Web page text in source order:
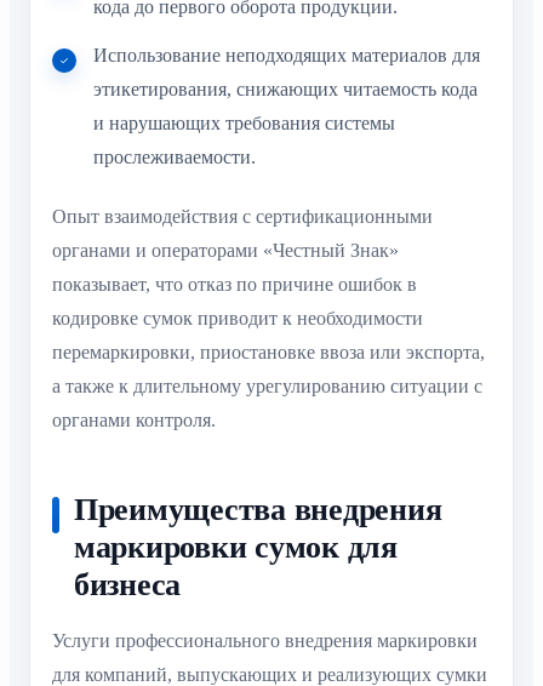
кода до первого оборота продукции.
Использование неподходящих материалов для
этикетирования, снижающих читаемость кода
и нарушающих требования системы
прослеживаемости.
Опыт взаимодействия с сертификационными
органами и операторами «Честный Знак»
показывает, что отказ по причине ошибок в
кодировке сумок приводит к необходимости
перемаркировки, приостановке ввоза или экспорта,
а также к длительному урегулированию ситуации с
органами контроля.
Преимущества внедрения
маркировки сумок для
бизнеса
Услуги профессионального внедрения маркировки
для компаний, выпускающих и реализующих сумки